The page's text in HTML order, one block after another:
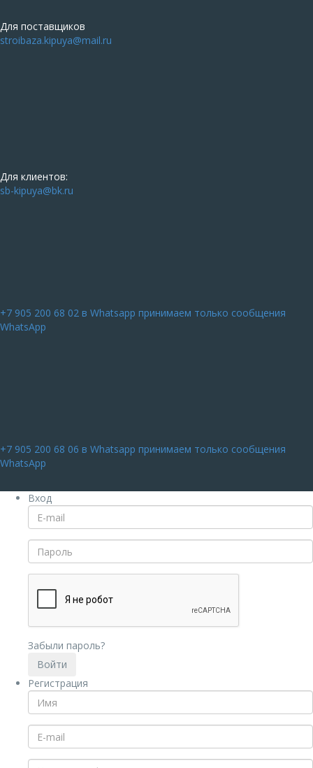
Для поставщиков
stroibaza.kipuya@mail.ru
Для клиентов:
sb-kipuya@bk.ru
+7 905 200 68 02 в Whatsapp принимаем только сообщения
WhatsApp
+7 905 200 68 06 в Whatsapp принимаем только сообщения
WhatsApp
Вход
Забыли пароль?
Регистрация